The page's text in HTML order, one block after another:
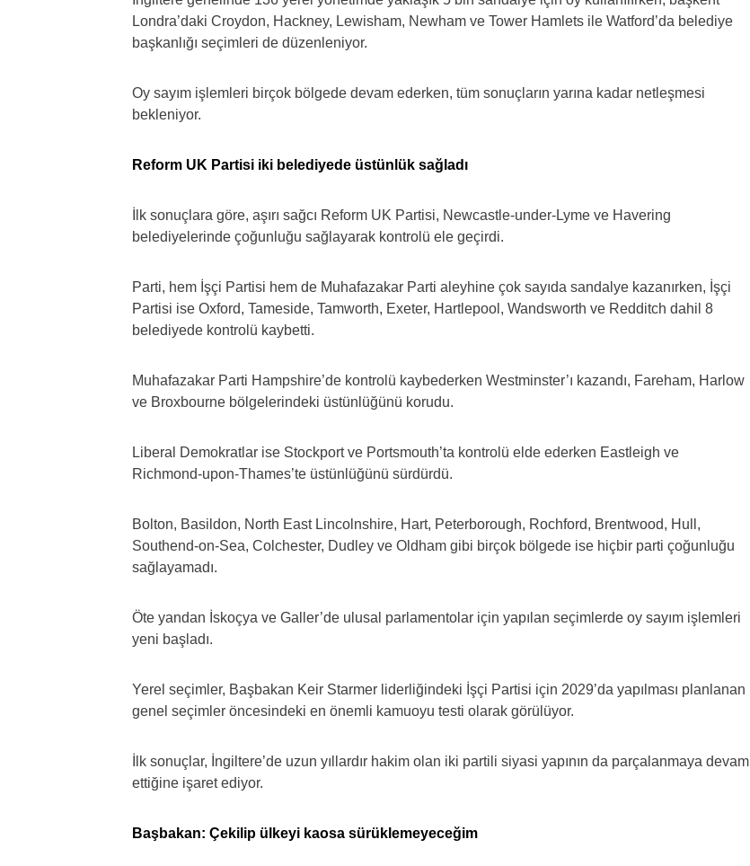
Londra’daki Croydon, Hackney, Lewisham, Newham ve Tower Hamlets ile Watford’da belediye
başkanlığı seçimleri de düzenleniyor.
Oy sayım işlemleri birçok bölgede devam ederken, tüm sonuçların yarına kadar netleşmesi
bekleniyor.
Reform UK Partisi iki belediyede üstünlük sağladı
İlk sonuçlara göre, aşırı sağcı Reform UK Partisi, Newcastle-under-Lyme ve Havering
belediyelerinde çoğunluğu sağlayarak kontrolü ele geçirdi.
Parti, hem İşçi Partisi hem de Muhafazakar Parti aleyhine çok sayıda sandalye kazanırken, İşçi
Partisi ise Oxford, Tameside, Tamworth, Exeter, Hartlepool, Wandsworth ve Redditch dahil 8
belediyede kontrolü kaybetti.
Muhafazakar Parti Hampshire’de kontrolü kaybederken Westminster’ı kazandı, Fareham, Harlow
ve Broxbourne bölgelerindeki üstünlüğünü korudu.
Liberal Demokratlar ise Stockport ve Portsmouth’ta kontrolü elde ederken Eastleigh ve
Richmond-upon-Thames’te üstünlüğünü sürdürdü.
Bolton, Basildon, North East Lincolnshire, Hart, Peterborough, Rochford, Brentwood, Hull,
Southend-on-Sea, Colchester, Dudley ve Oldham gibi birçok bölgede ise hiçbir parti çoğunluğu
sağlayamadı.
Öte yandan İskoçya ve Galler’de ulusal parlamentolar için yapılan seçimlerde oy sayım işlemleri
yeni başladı.
Yerel seçimler, Başbakan Keir Starmer liderliğindeki İşçi Partisi için 2029’da yapılması planlanan
genel seçimler öncesindeki en önemli kamuoyu testi olarak görülüyor.
İlk sonuçlar, İngiltere’de uzun yıllardır hakim olan iki partili siyasi yapının da parçalanmaya devam
ettiğine işaret ediyor.
Başbakan: Çekilip ülkeyi kaosa sürüklemeyeceğim